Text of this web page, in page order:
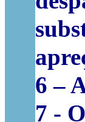
6 –
7 -